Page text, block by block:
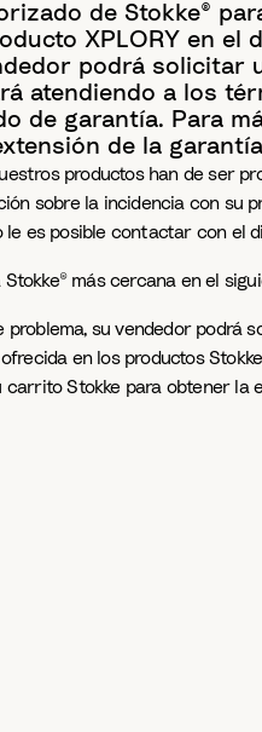
de Stokke®
XPLORY en
podrá solicitar
atendiendo a los
de garantía. Para
de la
productos han de ser
sobre la incidencia con su
le es posible contactar con el
más cercana en el
problema, su vendedor podrá
en los productos
Stokke para obtener la